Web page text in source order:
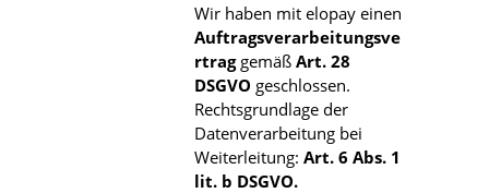
Wir haben mit elopay einen
Auftragsverarbeitungsve
rtrag gemäß Art. 28
DSGVO geschlossen.
Rechtsgrundlage der
Datenverarbeitung bei
Weiterleitung: Art. 6 Abs. 1
lit. b DSGVO.